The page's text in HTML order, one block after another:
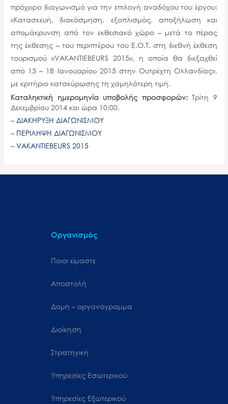
πρόχειρο διαγωνισμόγια την επιλογή αναδόχου του έργου:
«Κατασκευή, διακόσμηση, εξοπλισμός, αποξήλωση και
απομάκρυνση από τον εκθεσιακό χώρο – μετά το πέρας
της έκθεσης – του περιπτέρου του Ε.Ο.Τ. στη διεθνή έκθεση
τουρισμού «VAKANTIEBEURS 2015», η οποία θα διεξαχθεί
από 13 – 18 Ιανουαρίου 2015 στην Ουτρέχτη Ολλανδίας»,
με κριτήριο κατακύρωσης τη χαμηλότερη τιμή.
Καταληκτική ημερομηνία υποβολής προσφορών:Τρίτη 9
Δεκεμβρίου 2014 και ώρα 10:00.
–ΔΙΑΚΗΡΥΞΗ ΔΙΑΓΩΝΙΣΜΟΥ
– ΠΕΡΙΛΗΨΗ ΔΙΑΓΩΝΙΣΜΟΥ
–VAKANTIEBEURS 2015
Οργανισμός
Ποιοι είμαστε
Αποστολή
Δομή – οργανόγραμμα
Διοίκηση
Στρατηγική
Υπηρεσίες Εσωτερικού
Υπηρεσίες Εξωτερικού